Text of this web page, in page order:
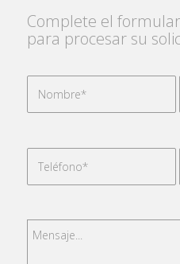
Complete el
para procesar su